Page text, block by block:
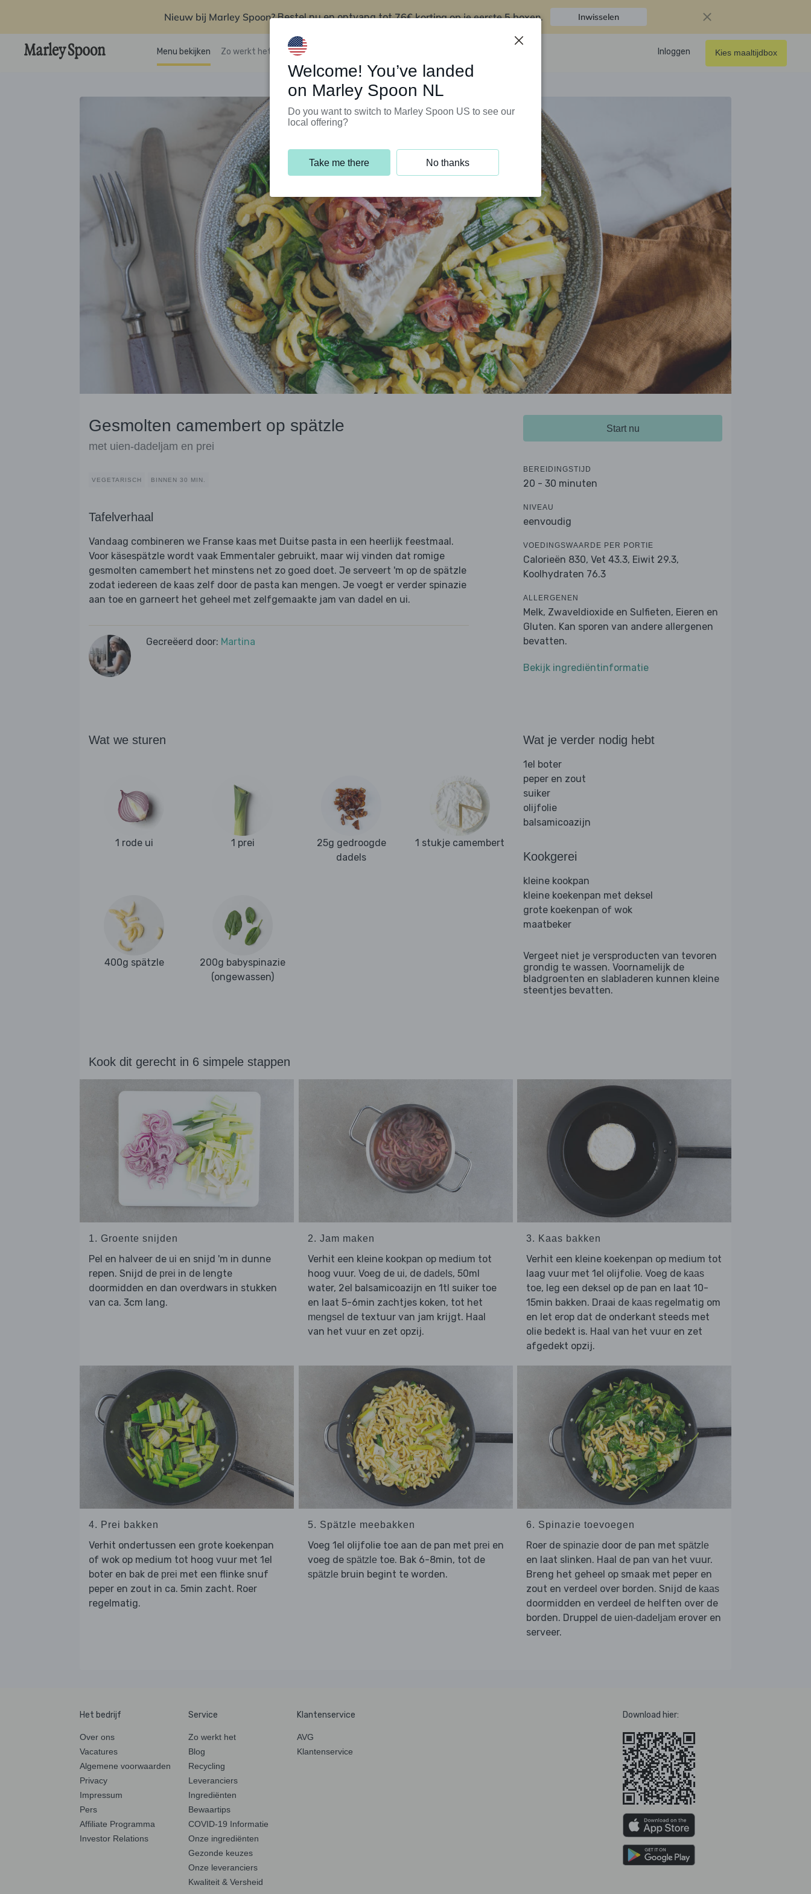
Nieuw bij Marley Spoon?Bestel nu en ontvang tot76€ korting op je eerste 5 boxen. Inwisselen
Menu bekijken Zo werkt het Klantenservice Inloggen Kies maaltijdbox
Gesmolten camembert op spätzle
met uien-dadeljam en prei
VEGETARISCH BINNEN 30 MIN.
Tafelverhaal
Vandaag combineren we Franse kaas met Duitse pasta in een heerlijk feestmaal.
Voor käsespätzle wordt vaak Emmentaler gebruikt, maar wij vinden dat romige
gesmolten camembert het minstens net zo goed doet. Je serveert 'm op de spätzle
zodat iedereen de kaas zelf door de pasta kan mengen. Je voegt er verder spinazie
aan toe en garneert het geheel met zelfgemaakte jam van dadel en ui.
Gecreëerd door: Martina
Start nu
BEREIDINGSTIJD
20 - 30 minuten
NIVEAU
eenvoudig
VOEDINGSWAARDE PER PORTIE
Calorieën 830, Vet 43.3, Eiwit 29.3,
Koolhydraten 76.3
ALLERGENEN
Melk, Zwaveldioxide en Sulfieten, Eieren en
Gluten. Kan sporen van andere allergenen
bevatten.
Bekijk ingrediëntinformatie
Wat we sturen
1 rode ui 1 prei
25g gedroogde
dadels
1 stukje camembert
400g spätzle
200g babyspinazie
(ongewassen)
Wat je verder nodig hebt
1el boter
peper en zout
suiker
olijfolie
balsamicoazijn
Kookgerei
kleine kookpan
kleine koekenpan met deksel
grote koekenpan of wok
maatbeker
Vergeet niet je versproducten van tevoren
grondig te wassen. Voornamelijk de
bladgroenten en slabladeren kunnen kleine
steentjes bevatten.
Kook dit gerecht in 6 simpele stappen
1. Groente snijden
Pel en halveer de ui en snijd 'm in dunne
repen. Snijd de prei in de lengte
doormidden en dan overdwars in stukken
van ca. 3cm lang.
2. Jam maken
Verhit een kleine kookpan op medium tot
hoog vuur. Voeg de ui, de dadels, 50ml
water, 2el balsamicoazijn en 1tl suiker toe
en laat 5-6min zachtjes koken, tot het
mengsel de textuur van jam krijgt. Haal
van het vuur en zet opzij.
3. Kaas bakken
Verhit een kleine koekenpan op medium tot
laag vuur met 1el olijfolie. Voeg de kaas
toe, leg een deksel op de pan en laat 10-
15min bakken. Draai de kaas regelmatig om
en let erop dat de onderkant steeds met
olie bedekt is. Haal van het vuur en zet
afgedekt opzij.
4. Prei bakken
Verhit ondertussen een grote koekenpan
of wok op medium tot hoog vuur met 1el
boter en bak de prei met een flinke snuf
peper en zout in ca. 5min zacht. Roer
regelmatig.
5. Spätzle meebakken
Voeg 1el olijfolie toe aan de pan met prei en
voeg de spätzle toe. Bak 6-8min, tot de
spätzle bruin begint te worden.
6. Spinazie toevoegen
Roer de spinazie door de pan met spätzle
en laat slinken. Haal de pan van het vuur.
Breng het geheel op smaak met peper en
zout en verdeel over borden. Snijd de kaas
doormidden en verdeel de helften over de
borden. Druppel de uien-dadeljam erover en
serveer.
Het bedrijf
Over ons
Vacatures
Algemene voorwaarden
Privacy
Impressum
Pers
Affiliate Programma
Investor Relations
Service
Zo werkt het
Blog
Recycling
Leveranciers
Ingrediënten
Bewaartips
COVID-19 Informatie
Onze ingrediënten
Gezonde keuzes
Onze leveranciers
Kwaliteit & Versheid
Klantenservice
AVG
Klantenservice
Download hier:
Welcome! You’ve landed
on Marley Spoon NL
Do you want to switch to Marley Spoon US to see our
local offering?
Take me there No thanks